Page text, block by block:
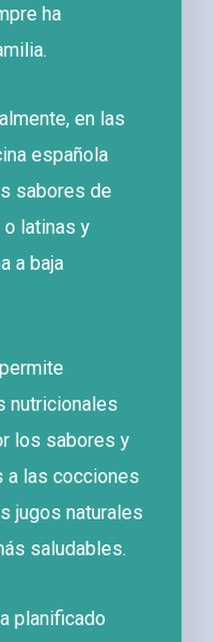
ha
en las
española
sabores de
latinas y
a baja
nutricionales
los sabores y
a las cocciones
jugos naturales
saludables.
planificado